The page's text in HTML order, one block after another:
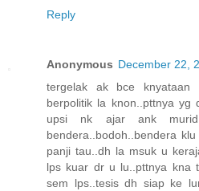
Reply
Anonymous December 22,
tergelak ak bce knyataan
berpolitik la knon..pttnya
upsi nk ajar ank murid
bendera..bodoh..bendera
panji tau..dh la msuk u
lps kuar dr u lu..pttnya kna
sem lps..tesis dh siap ke